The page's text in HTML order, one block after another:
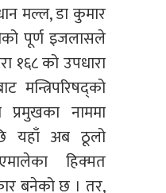
मल्ल, डा कुमार
पूर्ण इजलासले
१६८ को उपधारा
मन्त्रिपरिषद्को
नाममा
यहाँ अब ठूलो
हिक्मत
बनेको छ । तर,